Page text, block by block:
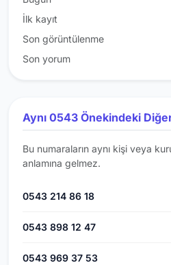
İlk kayıt
Son görüntülenme
Son yorum
Aynı 0543 Önekindeki
Bu numaraların aynı kişi veya
anlamına gelmez.
0543 214 86 18
0543 898 12 47
0543 969 37 53